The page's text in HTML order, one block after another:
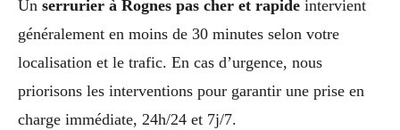
Un serrurier à Rognes pas cher et rapide intervient
généralement en moins de 30 minutes selon votre
localisation et le trafic. En cas d’urgence, nous
priorisons les interventions pour garantir une prise en
charge immédiate, 24h/24 et 7j/7.